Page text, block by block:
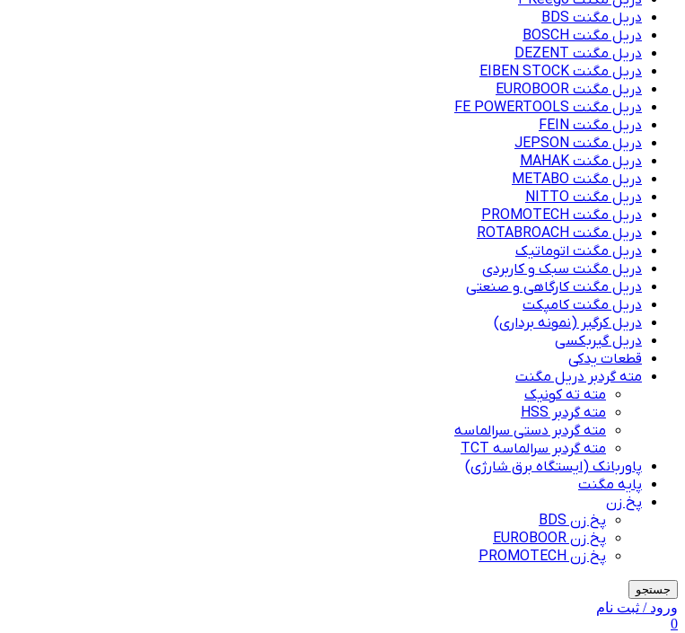
دریل مگنت BDS
دریل مگنت BOSCH
دریل مگنت DEZENT
دریل مگنت EIBEN STOCK
دریل مگنت EUROBOOR
دریل مگنت FE POWERTOOLS
دریل مگنت FEIN
دریل مگنت JEPSON
دریل مگنت MAHAK
دریل مگنت METABO
دریل مگنت NITTO
دریل مگنت PROMOTECH
دریل مگنت ROTABROACH
دریل مگنت اتوماتیک
دریل مگنت سبک و کاربردی
دریل مگنت کارگاهی و صنعتی
دریل مگنت کامپکت
دریل کرگیر (نمونه برداری)
دریل گیربکسی
قطعات یدکی
مته گردبر دریل مگنت
مته ته کونیک
مته گردبر HSS
مته گردبر دستی سرالماسه
مته گردبر سرالماسه TCT
پاوربانک (ایستگاه برق شارژی)
پایه مگنت
پخ زن
پخ زن BDS
پخ زن EUROBOOR
پخ زن PROMOTECH
جستجو
ورود / ثبت نام
0